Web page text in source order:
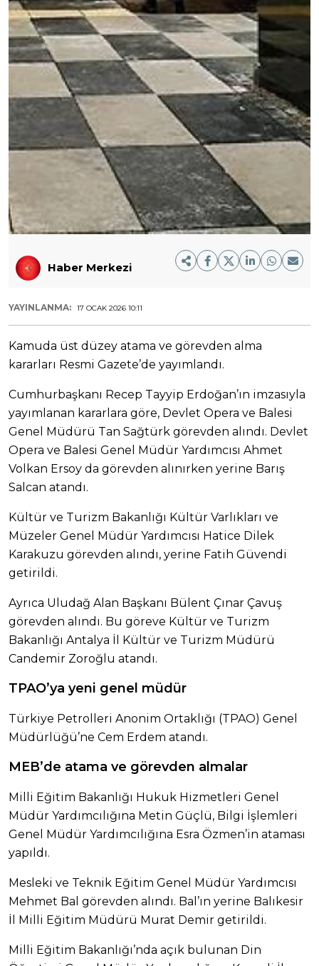
Haber Merkezi
YAYINLANMA: 17 OCAK 2026 10:11
Kamuda üst düzey atama ve görevden alma
kararları Resmi Gazete’de yayımlandı.
Cumhurbaşkanı Recep Tayyip Erdoğan’ın imzasıyla
yayımlanan kararlara göre, Devlet Opera ve Balesi
Genel Müdürü Tan Sağtürk görevden alındı. Devlet
Opera ve Balesi Genel Müdür Yardımcısı Ahmet
Volkan Ersoy da görevden alınırken yerine Barış
Salcan atandı.
Kültür ve Turizm Bakanlığı Kültür Varlıkları ve
Müzeler Genel Müdür Yardımcısı Hatice Dilek
Karakuzu görevden alındı, yerine Fatih Güvendi
getirildi.
Ayrıca Uludağ Alan Başkanı Bülent Çınar Çavuş
görevden alındı. Bu göreve Kültür ve Turizm
Bakanlığı Antalya İl Kültür ve Turizm Müdürü
Candemir Zoroğlu atandı.
TPAO’ya yeni genel müdür
Türkiye Petrolleri Anonim Ortaklığı (TPAO) Genel
Müdürlüğü’ne Cem Erdem atandı.
MEB’de atama ve görevden almalar
Milli Eğitim Bakanlığı Hukuk Hizmetleri Genel
Müdür Yardımcılığına Metin Güçlü, Bilgi İşlemleri
Genel Müdür Yardımcılığına Esra Özmen’in ataması
yapıldı.
Mesleki ve Teknik Eğitim Genel Müdür Yardımcısı
Mehmet Bal görevden alındı. Bal’ın yerine Balıkesir
İl Milli Eğitim Müdürü Murat Demir getirildi.
Milli Eğitim Bakanlığı’nda açık bulunan Din